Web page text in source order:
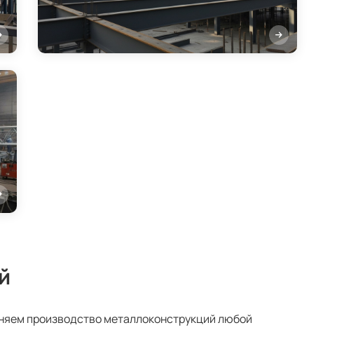
производство металлоконструкций любой